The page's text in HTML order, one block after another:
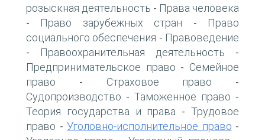
розыскная деятельность - Права человека
- Право зарубежных стран -
Право
социального обеспечения - Правоведение
- Правоохранительная деятельность -
Предпринимательское право - Семейное
право - Страховое право -
Судопроизводство - Таможенное право -
Теория государства и права -Трудовое
право - Уголовно-исполнительное право -